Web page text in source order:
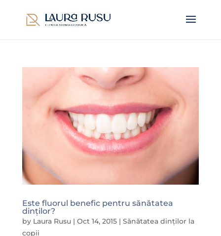
Este fluorul benefic pentru sănătatea
dinților?
by Laura Rusu| Oct 14, 2015| Sănătatea dinților la
copii